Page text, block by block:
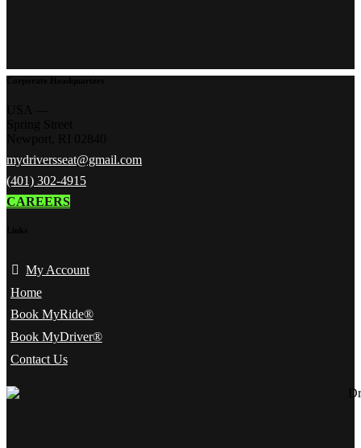
mydriversseat@gmail.com
(401) 302-4915
CAREERS
My Account
Home
Book MyRide®
Book MyDriver®
Contact Us